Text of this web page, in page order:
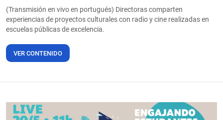
(Transmisión en vivo en portugués) Directoras comparten
experiencias de proyectos culturales con radio y cine realizadas en
escuelas públicas de excelencia.
VER CONTENIDO